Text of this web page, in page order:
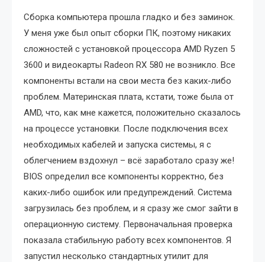
Сборка компьютера прошла гладко и без заминок.
У меня уже был опыт сборки ПК, поэтому никаких
сложностей с установкой процессора AMD Ryzen 5
3600 и видеокарты Radeon RX 580 не возникло. Все
компоненты встали на свои места без каких-либо
проблем. Материнская плата, кстати, тоже была от
AMD, что, как мне кажется, положительно сказалось
на процессе установки. После подключения всех
необходимых кабелей и запуска системы, я с
облегчением вздохнул – всё заработало сразу же!
BIOS определил все компоненты корректно, без
каких-либо ошибок или предупреждений. Система
загрузилась без проблем, и я сразу же смог зайти в
операционную систему. Первоначальная проверка
показала стабильную работу всех компонентов. Я
запустил несколько стандартных утилит для